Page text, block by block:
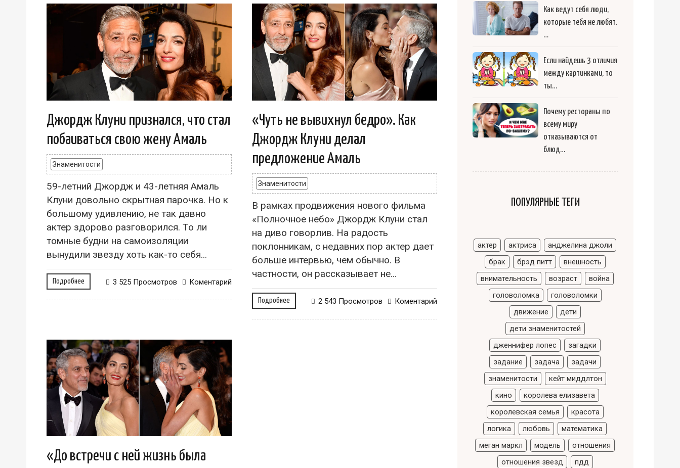
Джордж Клуни признался, что стал
побаиваться свою жену Амаль
Знаменитости
59-летний Джордж и 43-летняя Амаль
Клуни довольно скрытная парочка. Но к
большому удивлению, не так давно
актер здорово разговорился. То ли
томные будни на самоизоляции
вынудили звезду хоть как-то себя...
Подробнее Коментарий
3 525 Просмотров
«Чуть не вывихнул бедро». Как
Джордж Клуни делал
предложение Амаль
Знаменитости
В рамках продвижения нового фильма
«Полночное небо» Джордж Клуни стал
на диво говорлив. На радость
поклонникам, с недавних пор актер дает
больше интервью, чем обычно. В
частности, он рассказывает не...
Подробнее Коментарий
2 543 Просмотров
«До встречи с ней жизнь была
Как ведут себя люди,
которые тебя не любят.
…
Если найдешь 3 отличия
между картинками, то
ты…
Почему рестораны по
всему миру
отказываются от
блюд…
ПОПУЛЯРНЫЕ ТЕГИ
актер актриса
анджелина джоли
брак
брэд питт
внешность
внимательность
возраст
война
головоломка
головоломки
движение
дети
дети знаменитостей
дженнифер лопес
загадки
задание
задача
задачи
знаменитости
кейт миддлтон
кино
королева елизавета
королевская семья
красота
логика
любовь
математика
меган маркл
модель
отношения
отношения звезд
пдд